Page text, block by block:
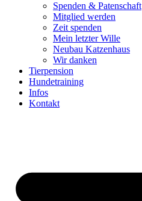
Spenden & Patenschaft
Mitglied werden
Zeit spenden
Mein letzter Wille
Neubau Katzenhaus
Wir danken
Tierpension
Hundetraining
Infos
Kontakt